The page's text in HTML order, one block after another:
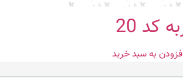
کد 20
به سبد خرید